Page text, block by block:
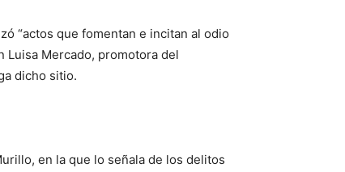
“actos que fomentan e incitan al odio
Luisa Mercado, promotora del
dicho sitio.
en la que lo señala de los delitos